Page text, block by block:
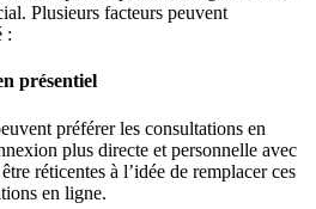
Plusieurs facteurs peuvent
:
présentiel
préférer les consultations en
plus directe et personnelle avec
réticentes à l’idée de remplacer ces
en ligne.